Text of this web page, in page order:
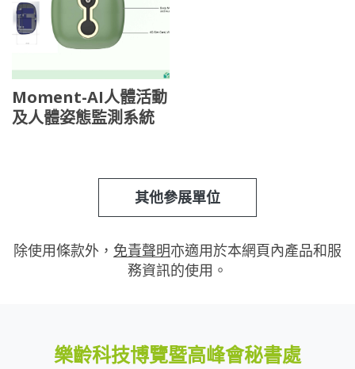
Moment-AI人體活動
及人體姿態監測系統
其他參展單位
除使用條款外， 免責聲明亦適用於本網頁內產品和服
務資訊的使用。
樂齡科技博覽暨高峰會秘書處